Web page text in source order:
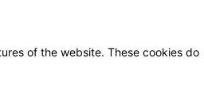
of the website. These cookies do